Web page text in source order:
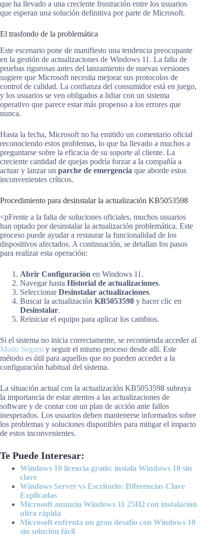
que ha llevado a una creciente frustración entre los usuarios
que esperan una solución definitiva por parte de Microsoft.
El trasfondo de la problemática
Este escenario pone de manifiesto una tendencia preocupante
en la gestión de actualizaciones de Windows 11. La falta de
pruebas rigurosas antes del lanzamiento de nuevas versiones
sugiere que Microsoft necesita mejorar sus protocolos de
control de calidad. La confianza del consumidor está en juego,
y los usuarios se ven obligados a lidiar con un sistema
operativo que parece estar más propenso a los errores que
nunca.
Hasta la fecha, Microsoft no ha emitido un comentario oficial
reconociendo estos problemas, lo que ha llevado a muchos a
preguntarse sobre la eficacia de su soporte al cliente. La
creciente cantidad de quejas podría forzar a la compañía a
actuar y lanzar un parche de emergencia que aborde estos
inconvenientes críticos.
Procedimiento para desinstalar la actualización KB5053598
<pFrente a la falta de soluciones oficiales, muchos usuarios
han optado por desinstalar la actualización problemática. Este
proceso puede ayudar a restaurar la funcionalidad de los
dispositivos afectados. A continuación, se detallan los pasos
para realizar esta operación:
Abrir Configuración en Windows 11.
Navegar hasta Historial de actualizaciones.
SeleccionarDesinstalar actualizaciones.
Buscar la actualización KB5053598 y hacer clic en
Desinstalar.
Reiniciar el equipo para aplicar los cambios.
Si el sistema no inicia correctamente, se recomienda acceder al
Modo Seguro y seguir el mismo proceso desde allí. Este
método es útil para aquellos que no pueden acceder a la
configuración habitual del sistema.
La situación actual con la actualización KB5053598 subraya
la importancia de estar atentos a las actualizaciones de
software y de contar con un plan de acción ante fallos
inesperados. Los usuarios deben mantenerse informados sobre
los problemas y soluciones disponibles para mitigar el impacto
de estos inconvenientes.
Te Puede Interesar:
Windows 10 licencia gratis: instala Windows 10 sin
clave
Windows Server vs Escritorio: Diferencias Clave
Explicadas
Microsoft anuncia Windows 11 25H2 con instalación
ultra rápida
Microsoft enfrenta un gran desafío con Windows 10
sin solución fácil